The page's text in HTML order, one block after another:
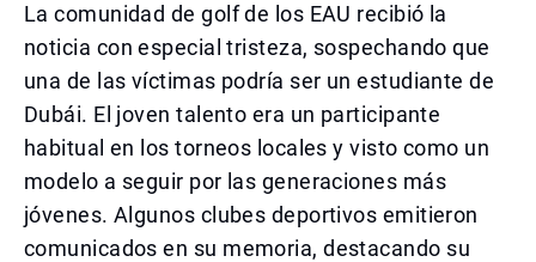
La comunidad de golf de los EAU recibió la
noticia con especial tristeza, sospechando que
una de las víctimas podría ser un estudiante de
Dubái. El joven talento era un participante
habitual en los torneos locales y visto como un
modelo a seguir por las generaciones más
jóvenes. Algunos clubes deportivos emitieron
comunicados en su memoria, destacando su